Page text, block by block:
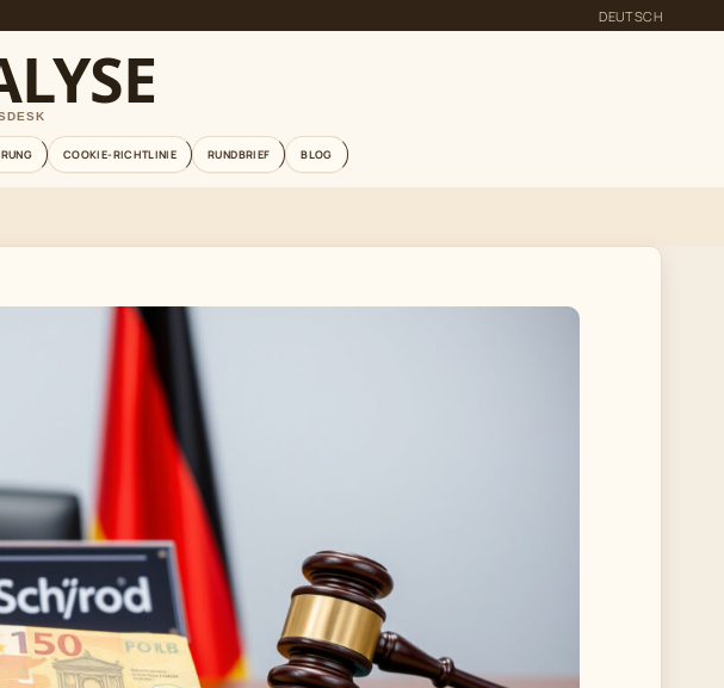
DEUTSCH
COOKIE-RICHTLINIE RUNDBRIEF BLOG